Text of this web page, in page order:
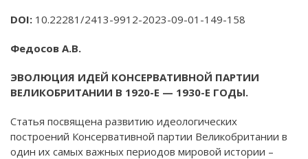
DOI: 10.22281/2413-9912-2023-09-01-149-158
Федосов А.В.
ЭВОЛЮЦИЯ ИДЕЙ КОНСЕРВАТИВНОЙ ПАРТИИ
ВЕЛИКОБРИТАНИИ В 1920-Е — 1930-Е ГОДЫ.
Статья посвящена развитию идеологических
построений Консервативной партии Великобритании в
один их самых важных периодов мировой истории –